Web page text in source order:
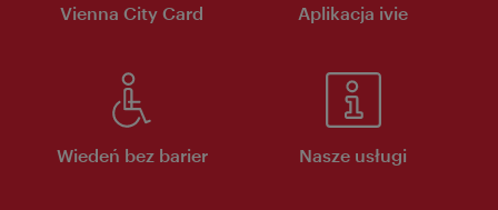
Vienna City Card Aplikacja ivie
Wiedeń bez barier Nasze usługi